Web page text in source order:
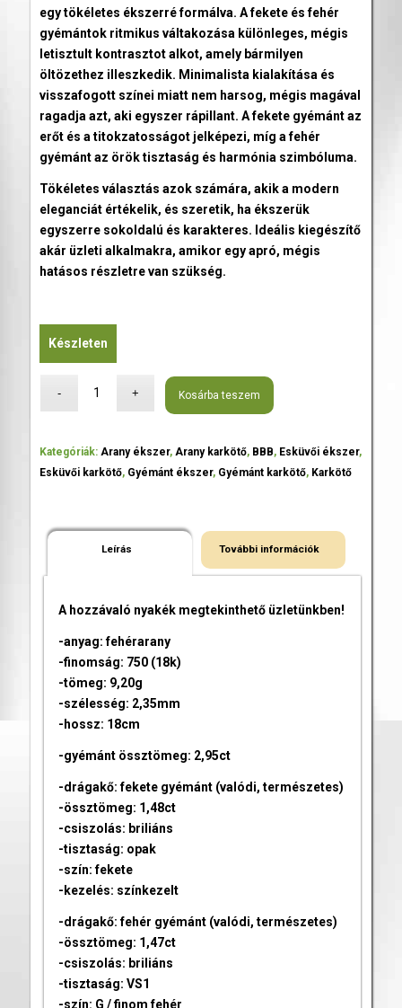
egy tökéletes ékszerré formálva. A fekete és fehér
gyémántok ritmikus váltakozása különleges, mégis
letisztult kontrasztot alkot, amely bármilyen
öltözethez illeszkedik. Minimalista kialakítása és
visszafogott színei miatt nem harsog, mégis magával
ragadja azt, aki egyszer rápillant. A fekete gyémánt az
erőt és a titokzatosságot jelképezi, míg a fehér
gyémánt az örök tisztaság és harmónia szimbóluma.
Tökéletes választás azok számára, akik a modern
eleganciát értékelik, és szeretik, ha ékszerük
egyszerre sokoldalú és karakteres. Ideális kiegészítő
akár üzleti alkalmakra, amikor egy apró, mégis
hatásos részletre van szükség.
Készleten
Kosárba teszem
Kategóriák: Arany ékszer, Arany karkötő, BBB, Esküvői ékszer,
Esküvői karkötő, Gyémánt ékszer, Gyémánt karkötő, Karkötő
Leírás További információk
A hozzávaló nyakék megtekinthető üzletünkben!
-anyag: fehérarany
-finomság: 750 (18k)
-tömeg: 9,20g
-szélesség: 2,35mm
-hossz: 18cm
-gyémánt össztömeg: 2,95ct
-drágakő: fekete gyémánt (valódi, természetes)
-össztömeg: 1,48ct
-csiszolás: briliáns
-tisztaság: opak
-szín: fekete
-kezelés: színkezelt
-drágakő: fehér gyémánt (valódi, természetes)
-össztömeg: 1,47ct
-csiszolás: briliáns
-tisztaság: VS1
-szín: G / finom fehér